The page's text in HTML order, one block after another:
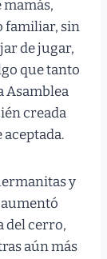
mamás,
familiar, sin
de jugar,
que tanto
Asamblea
creada
y
del cerro,
aún más